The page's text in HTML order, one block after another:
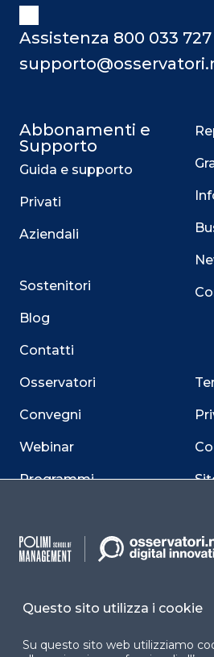
Assistenza 800 033 727
Abbonamenti e
Supporto
Guida e supporto
Privati
Aziendali
Sostenitori
Blog
Contatti
Osservatori
Convegni
Webinar
Programmi
Facebook
Questo sito utilizza i cookie
Su questo sito web utilizziamo